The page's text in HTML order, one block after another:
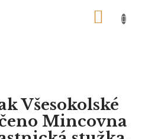
Všesokolské
Mincovna